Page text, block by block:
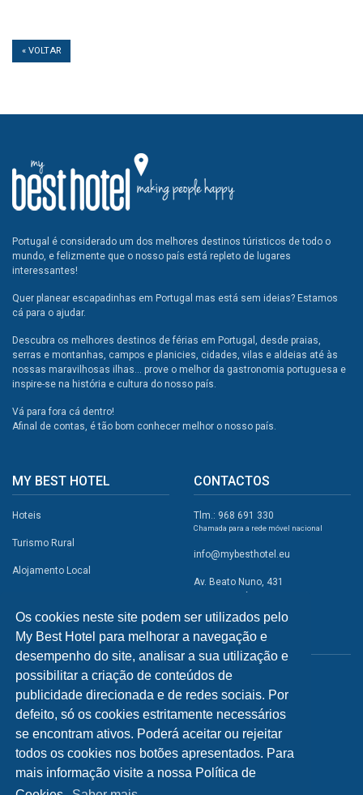
Os cookies neste site podem ser utilizados pelo
My Best Hotel para melhorar a navegação e
desempenho do site, analisar a sua utilização e
possibilitar a criação de conteúdos de
publicidade direcionada e de redes sociais. Por
defeito, só os cookies estritamente necessários
se encontram ativos. Poderá aceitar ou rejeitar
todos os cookies nos botões apresentados. Para
mais informação visite a nossa Política de
« VOLTAR
Portugal é considerado um dos melhores destinos túristicos de todo o
mundo, e felizmente que o nosso país está repleto de lugares
interessantes!
Quer planear escapadinhas em Portugal mas está sem ideias? Estamos
cá para o ajudar.
Descubra os melhores destinos de férias em Portugal, desde praias,
serras e montanhas, campos e planicies, cidades, vilas e aldeias até às
nossas maravilhosas ilhas... prove o melhor da gastronomia portuguesa e
inspire-se na história e cultura do nosso país.
Vá para fora cá dentro!
Afinal de contas, é tão bom conhecer melhor o nosso país.
MY BEST HOTEL
Hoteis
Turismo Rural
Alojamento Local
Campismo
Atividades
Restaurantes
A Visitar
INFORMAÇÕES
Política de Privacidade
CONTACTOS
Tlm.: 968 691 330
Chamada para a rede móvel nacional
info@mybesthotel.eu
Av. Beato Nuno, 431
2495-401 Fátima
REDES SOCIAIS